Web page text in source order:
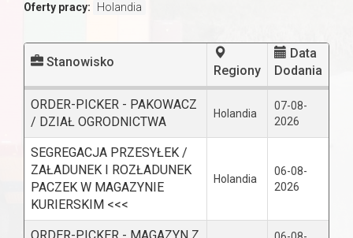
Oferty pracy: Holandia
Stanowisko
Regiony
Data
Dodania
ORDER-PICKER - PAKOWACZ
/ DZIAŁ OGRODNICTWA
Holandia
07-08-
2026
SEGREGACJA PRZESYŁEK /
ZAŁADUNEK I ROZŁADUNEK
PACZEK W MAGAZYNIE
KURIERSKIM <<<
Holandia
06-08-
2026